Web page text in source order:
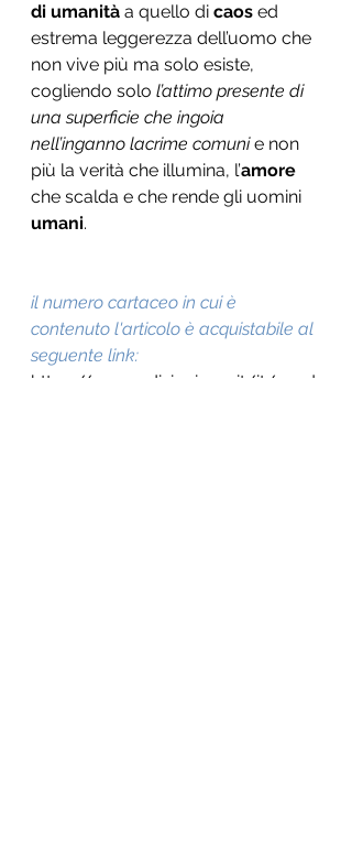
di umanità a quello di caos ed
estrema leggerezza dell’uomo che
non vive più ma solo esiste,
cogliendo solo l’attimo presente di
una superficie che ingoia
nell’inganno lacrime comuni e non
più la verità che illumina, l’amore
che scalda e che rende gli uomini
umani.
il numero cartaceo in cui è
contenuto l'articolo è acquistabile al
seguente link:
https://www.edizioniares.it/it/prod